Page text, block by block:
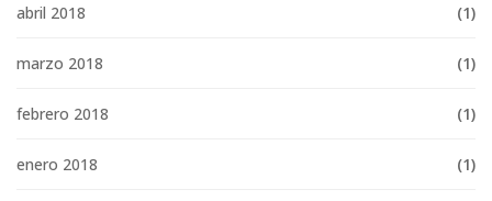
abril 2018 (1)
marzo 2018 (1)
febrero 2018 (1)
enero 2018 (1)